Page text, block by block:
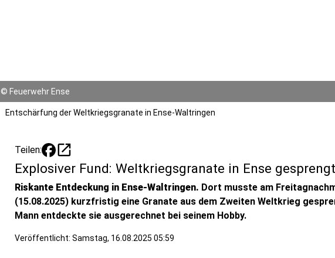
© Feuerwehr Ense
Entschärfung der Weltkriegsgranate in Ense-Waltringen
Teilen: open_in_new
Explosiver Fund: Weltkriegsgranate in Ense gesprengt
Riskante Entdeckung in Ense-Waltringen. Dort musste am
(15.08.2025) kurzfristig eine Granate aus dem Zweiten Weltkrieg
Mann entdeckte sie ausgerechnet bei seinem Hobby.
Veröffentlicht: Samstag, 16.08.2025 05:59